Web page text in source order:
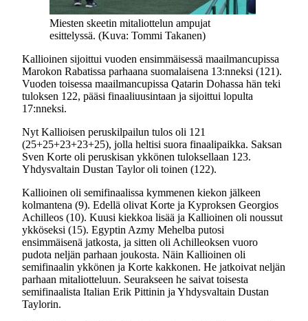
Miesten skeetin mitaliottelun ampujat
esittelyssä. (Kuva: Tommi Takanen)
Kallioinen sijoittui vuoden ensimmäisessä maailmancupissa
Marokon Rabatissa parhaana suomalaisena 13:nneksi (121).
Vuoden toisessa maailmancupissa Qatarin Dohassa hän teki
tuloksen 122, pääsi finaaliuusintaan ja sijoittui lopulta
17:nneksi.
Nyt Kallioisen peruskilpailun tulos oli 121
(25+25+23+23+25), jolla heltisi suora finaalipaikka. Saksan
Sven Korte oli peruskisan ykkönen tuloksellaan 123.
Yhdysvaltain Dustan Taylor oli toinen (122).
Kallioinen oli semifinaalissa kymmenen kiekon jälkeen
kolmantena (9). Edellä olivat Korte ja Kyproksen Georgios
Achilleos (10). Kuusi kiekkoa lisää ja Kallioinen oli noussut
ykköseksi (15). Egyptin Azmy Mehelba putosi
ensimmäisenä jatkosta, ja sitten oli Achilleoksen vuoro
pudota neljän parhaan joukosta. Näin Kallioinen oli
semifinaalin ykkönen ja Korte kakkonen. He jatkoivat neljän
parhaan mitaliotteluun. Seurakseen he saivat toisesta
semifinaalista Italian Erik Pittinin ja Yhdysvaltain Dustan
Taylorin.